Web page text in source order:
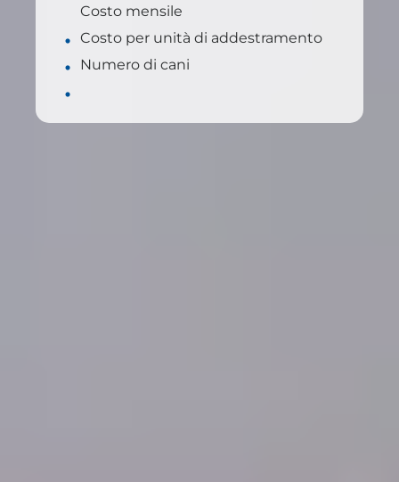
Costo mensile
Costo per unità di addestramento
Numero di cani